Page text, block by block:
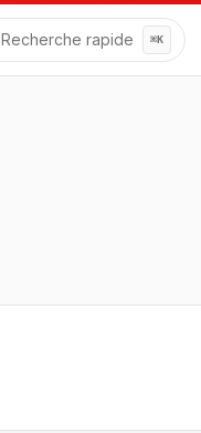
Recherche rapide ⌘K